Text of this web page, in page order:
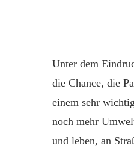
Unter dem
die Chance, die
einem sehr
noch mehr
und leben, an